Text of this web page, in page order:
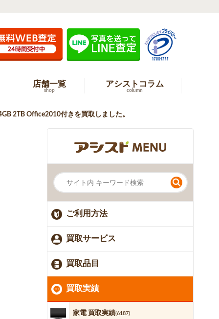
店舗一覧
shop
アシストコラム
column
2TB Office2010付きを買取しました。
ご利用方法
買取サービス
買取品目
買取実績
家電 買取実績(6187)